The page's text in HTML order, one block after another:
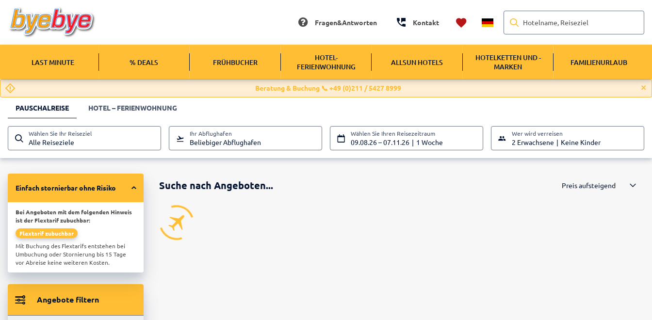
Fragen&Antworten Kontakt Hotelname, Reiseziel
LAST MINUTE % DEALS FRÜHBUCHER
HOTEL-
FERIENWOHNUNG
ALLSUN HOTELS
HOTELKETTEN UND -
MARKEN
FAMILIENURLAUB
Beratung & Buchung 📞 +49 (0)211 / 5427 8999
PAUSCHALREISE HOTEL – FERIENWOHNUNG
Wählen Sie Ihr Reiseziel
Alle Reiseziele
Ihr Abflughafen
Beliebiger Abflughafen
Wählen Sie Ihren Reisezeitraum
09.08.26–07.11.26 1 Woche
Wer wird verreisen
2 Erwachsene Keine Kinder
Einfach stornierbar ohne Risiko
Bei Angeboten mit dem folgenden Hinweis
ist der Flextarif zubuchbar:
Flextarif zubuchbar
Mit Buchung des Flextarifs entstehen bei
Umbuchung oder Stornierung bis 15 Tage
vor Abreise keine weiteren Kosten.
Angebote filtern
Suche nach Angeboten... Preis aufsteigend